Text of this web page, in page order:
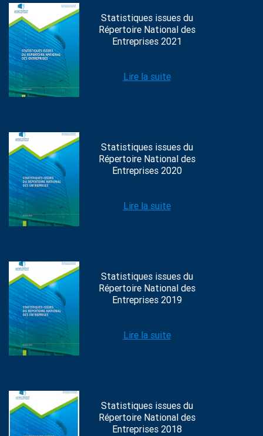
Statistiques issues du
Répertoire National des
Entreprises 2021
Lire la suite
Statistiques issues du
Répertoire National des
Entreprises 2020
Lire la suite
Statistiques issues du
Répertoire National des
Entreprises 2019
Lire la suite
Statistiques issues du
Répertoire National des
Entreprises 2018